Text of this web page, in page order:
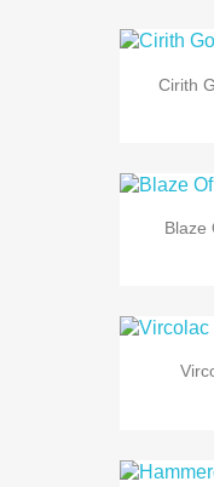
Cirith
Blaze